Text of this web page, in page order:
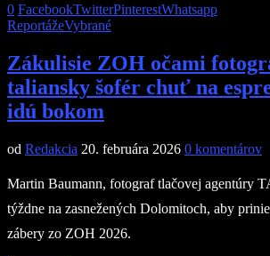
0 FacebookTwitterPinterestWhatsapp
ReportážeVybrané
Zákulisie ZOH očami
taliansky šofér chuť na
idú bokom
od Redakcia 20. februára 2026 0 komentárov
Martin Baumann, fotograf tlačovej agentúry
týždne na zasnežených Dolomitoch, aby
zábery zo ZOH 2026.